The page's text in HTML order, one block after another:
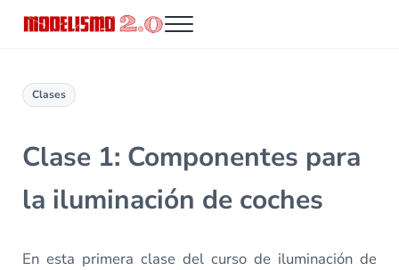
Menu
Clases
Clase 1: Componentes para
la iluminación de coches
En esta primera clase del curso de iluminación de